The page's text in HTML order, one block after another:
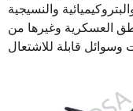
والنسيجية
العسكرية وغيرها من